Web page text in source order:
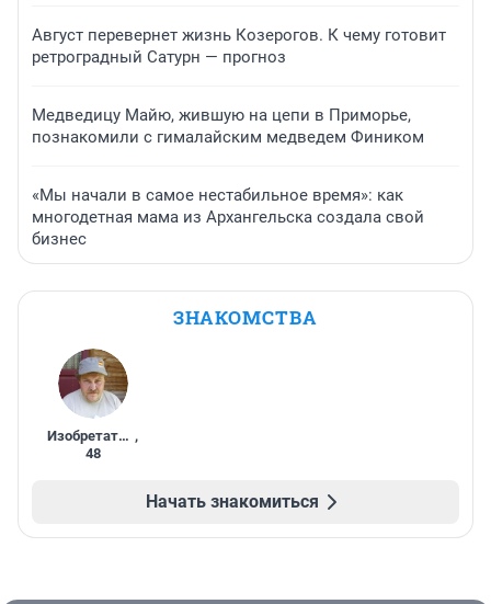
Август перевернет жизнь Козерогов. К чему готовит
ретроградный Сатурн — прогноз
Медведицу Майю, жившую на цепи в Приморье,
познакомили с гималайским медведем Фиником
«Мы начали в самое нестабильное время»: как
многодетная мама из Архангельска создала свой
бизнес
ЗНАКОМСТВА
Изобретатель ,
48
Начать знакомиться